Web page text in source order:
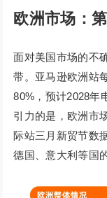
欧洲市场：
面对美国市场的不
带。亚马逊欧洲站
80%，预计2028年
引力的是，欧洲市
际站三月新贸节数
德国、意大利等国